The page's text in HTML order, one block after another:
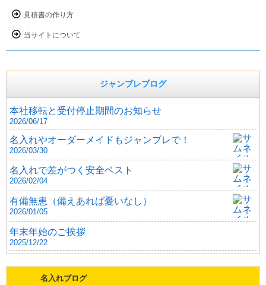
見積書の作り方
当サイトについて
ジャンブレブログ
本社移転と受付停止期間のお知らせ
2026/06/17
名入れやオーダーメイドもジャンブレで！
2026/03/30
名入れで差がつく安全ベスト
2026/02/04
有備無患（備えあれば憂いなし）
2026/01/05
年末年始のご挨拶
2025/12/22
名入れブログ